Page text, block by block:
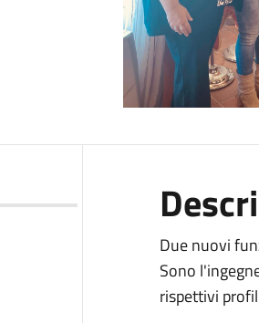
Due nuovi
Sono
rispettivi